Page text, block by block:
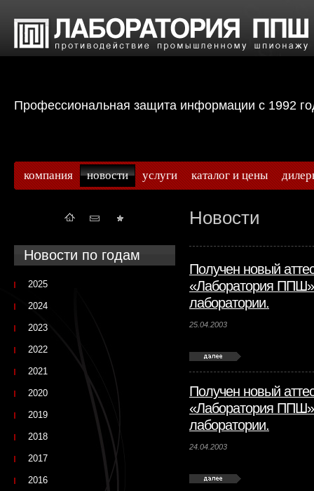
Профессиональная защита информации с
компания новости услуги каталог и цены
Новости
Получен новый
«Лаборатория ППШ»
лаборатории.
25.04.2003
Получен новый
«Лаборатория ППШ»
лаборатории.
24.04.2003
Новости по годам
2025
2024
2023
2022
2021
2020
2019
2018
2017
2016